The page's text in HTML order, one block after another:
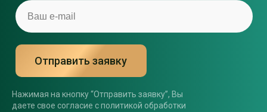
Отправить заявку
Нажимая на кнопку “Отправить заявку”, Вы
даете свое согласие с политикой обработки